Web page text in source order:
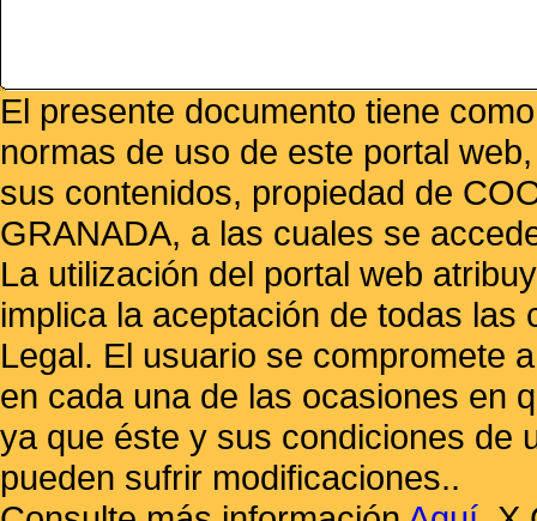
El presente documento tiene
normas de uso de este portal
sus contenidos, propiedad de
GRANADA, a las cuales se
La utilización del portal web
implica la aceptación de todas
Legal. El usuario se compromete
en cada una de las ocasiones en
ya que éste y sus condiciones de
pueden sufrir modificaciones..